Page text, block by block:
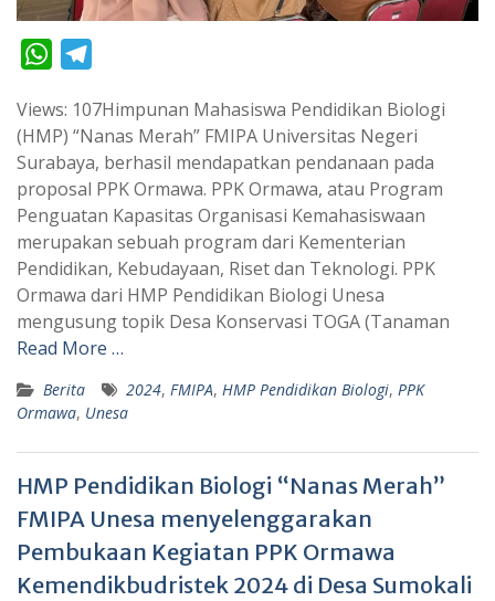
W
a
t
A
p
p
l
e
g
r
a
m
Views: 107Himpunan Mahasiswa Pendidikan Biologi
(HMP) “Nanas Merah” FMIPA Universitas Negeri
Surabaya, berhasil mendapatkan pendanaan pada
proposal PPK Ormawa. PPK Ormawa, atau Program
Penguatan Kapasitas Organisasi Kemahasiswaan
merupakan sebuah program dari Kementerian
Pendidikan, Kebudayaan, Riset dan Teknologi. PPK
Ormawa dari HMP Pendidikan Biologi Unesa
mengusung topik Desa Konservasi TOGA (Tanaman
Read More …
Berita 2024, FMIPA, HMP Pendidikan Biologi, PPK
Ormawa, Unesa
HMP Pendidikan Biologi “Nanas Merah”
FMIPA Unesa menyelenggarakan
Pembukaan Kegiatan PPK Ormawa
Kemendikbudristek 2024 di Desa Sumokali